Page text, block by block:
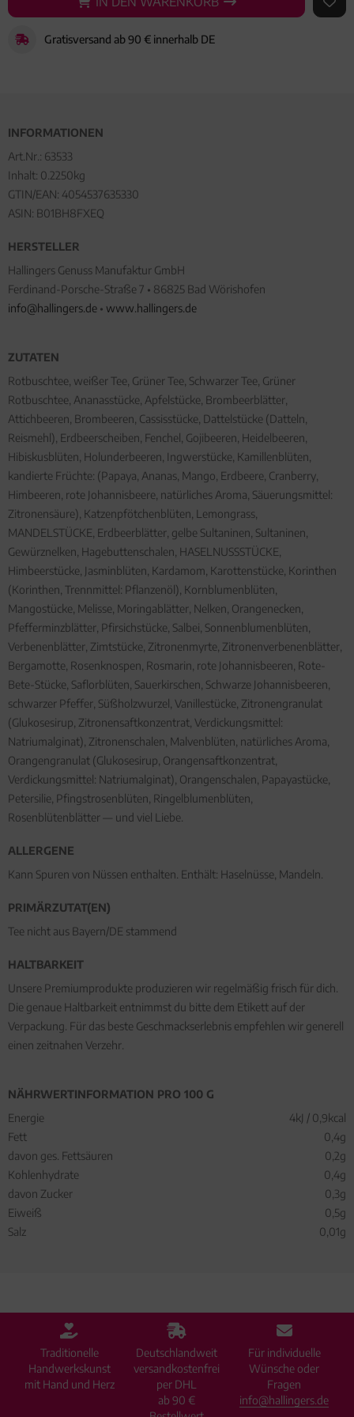
Gratisversand ab 90 € innerhalb DE
INFORMATIONEN
Art.Nr.: 63533
Inhalt: 0.2250kg
GTIN/EAN: 4054537635330
ASIN: B01BH8FXEQ
HERSTELLER
Hallingers Genuss Manufaktur GmbH
Ferdinand-Porsche-Straße 7 • 86825 Bad Wörishofen
info@hallingers.de • www.hallingers.de
ZUTATEN
Rotbuschtee, weißer Tee, Grüner Tee, Schwarzer Tee, Grüner
Rotbuschtee, Ananasstücke, Apfelstücke, Brombeerblätter,
Attichbeeren, Brombeeren, Cassisstücke, Dattelstücke (Datteln,
Reismehl), Erdbeerscheiben, Fenchel, Gojibeeren, Heidelbeeren,
Hibiskusblüten, Holunderbeeren, Ingwerstücke, Kamillenblüten,
kandierte Früchte: (Papaya, Ananas, Mango, Erdbeere, Cranberry,
Himbeeren, rote Johannisbeere, natürliches Aroma, Säuerungsmittel:
Zitronensäure), Katzenpfötchenblüten, Lemongrass,
MANDELSTÜCKE, Erdbeerblätter, gelbe Sultaninen, Sultaninen,
Gewürznelken, Hagebuttenschalen, HASELNUSSSTÜCKE,
Himbeerstücke, Jasminblüten, Kardamom, Karottenstücke, Korinthen
(Korinthen, Trennmittel: Pflanzenöl), Kornblumenblüten,
Mangostücke, Melisse, Moringablätter, Nelken, Orangenecken,
Pfefferminzblätter, Pfirsichstücke, Salbei, Sonnenblumenblüten,
Verbenenblätter, Zimtstücke, Zitronenmyrte, Zitronenverbenenblätter,
Bergamotte, Rosenknospen, Rosmarin, rote Johannisbeeren, Rote-
Bete-Stücke, Saflorblüten, Sauerkirschen, Schwarze Johannisbeeren,
schwarzer Pfeffer, Süßholzwurzel, Vanillestücke, Zitronengranulat
(Glukosesirup, Zitronensaftkonzentrat, Verdickungsmittel:
Natriumalginat), Zitronenschalen, Malvenblüten, natürliches Aroma,
Orangengranulat (Glukosesirup, Orangensaftkonzentrat,
Verdickungsmittel: Natriumalginat), Orangenschalen, Papayastücke,
Petersilie, Pfingstrosenblüten, Ringelblumenblüten,
Rosenblütenblätter — und viel Liebe.
ALLERGENE
Kann Spuren von Nüssen enthalten. Enthält: Haselnüsse, Mandeln.
PRIMÄRZUTAT(EN)
Tee nicht aus Bayern/DE stammend
HALTBARKEIT
Unsere Premiumprodukte produzieren wir regelmäßig frisch für dich.
Die genaue Haltbarkeit entnimmst du bitte dem Etikett auf der
Verpackung. Für das beste Geschmackserlebnis empfehlen wir generell
einen zeitnahen Verzehr.
NÄHRWERTINFORMATION PRO 100 G
Energie
4kJ / 0,9kcal
Fett
0,4g
davon ges. Fettsäuren
0,2g
Kohlenhydrate
0,4g
davon Zucker
0,3g
Eiweiß
0,5g
Salz
0,01g
Traditionelle
Handwerkskunst
mit Hand und Herz
Deutschlandweit
versandkostenfrei
per DHL
ab 90 €
Für individuelle
Wünsche oder
Fragen
info@hallingers.de